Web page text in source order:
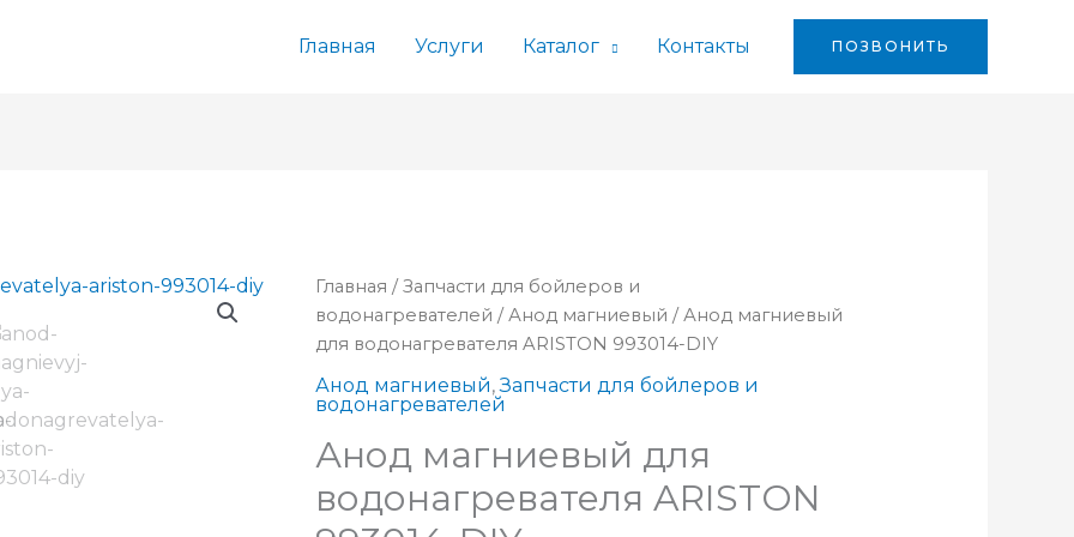
Главная Услуги Каталог Контакты ПОЗВОНИТЬ
Главная /Запчасти для бойлеров и
водонагревателей /Анод магниевый / Анод магниевый
для водонагревателя ARISTON 993014-DIY
Анод магниевый,Запчасти для бойлеров и
водонагревателей
Анод магниевый для
водонагревателя ARISTON